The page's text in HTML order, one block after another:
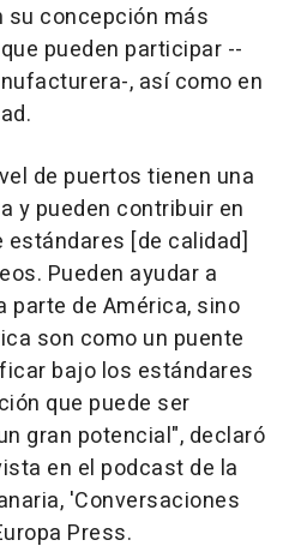
su concepción más
pueden participar --
, así como en
de puertos tienen una
y pueden contribuir en
[de calidad]
Pueden ayudar a
parte de América, sino
son como un puente
bajo los estándares
que puede ser
gran potencial", declaró
en el podcast de la
'Conversaciones
Press.